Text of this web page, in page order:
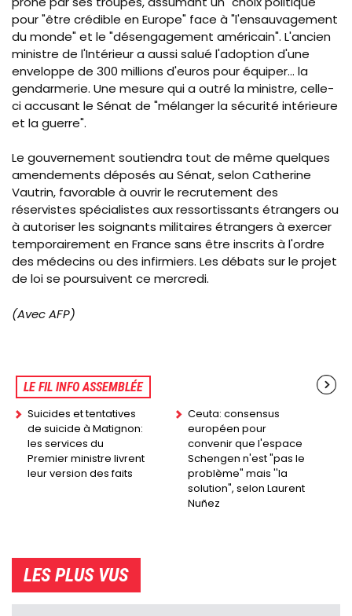
pour "être crédible en Europe" face à "l'ensauvagement
du monde" et le "désengagement américain". L'ancien
ministre de l'Intérieur a aussi salué l'adoption d'une
enveloppe de 300 millions d'euros pour équiper... la
gendarmerie. Une mesure qui a outré la ministre, celle-
ci accusant le Sénat de "mélanger la sécurité intérieure
et la guerre".
Le gouvernement soutiendra tout de même quelques
amendements déposés au Sénat, selon Catherine
Vautrin, favorable à ouvrir le recrutement des
réservistes spécialistes aux ressortissants étrangers ou
à autoriser les soignants militaires étrangers à exercer
temporairement en France sans être inscrits à l'ordre
des médecins ou des infirmiers. Les débats sur le projet
de loi se poursuivent ce mercredi.
(Avec AFP)
LE FIL INFO ASSEMBLÉE
Suicides et tentatives
de suicide à Matignon:
les services du
Premier ministre livrent
leur version des faits
Ceuta: consensus
européen pour
convenir que l'espace
Schengen n'est "pas le
problème" mais ''la
solution", selon Laurent
Nuñez
LES PLUS VUS